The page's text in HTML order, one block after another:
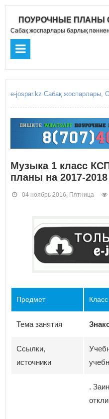
ПОУРОЧНЫЕ ПЛАНЫ
Сабақ жоспарлары барлық
Музыка 1 класс
планы на 2017-2018
04 ноябрь 2016, Пятница
Предмет
Тема занятия
Ссылки,
источники
.